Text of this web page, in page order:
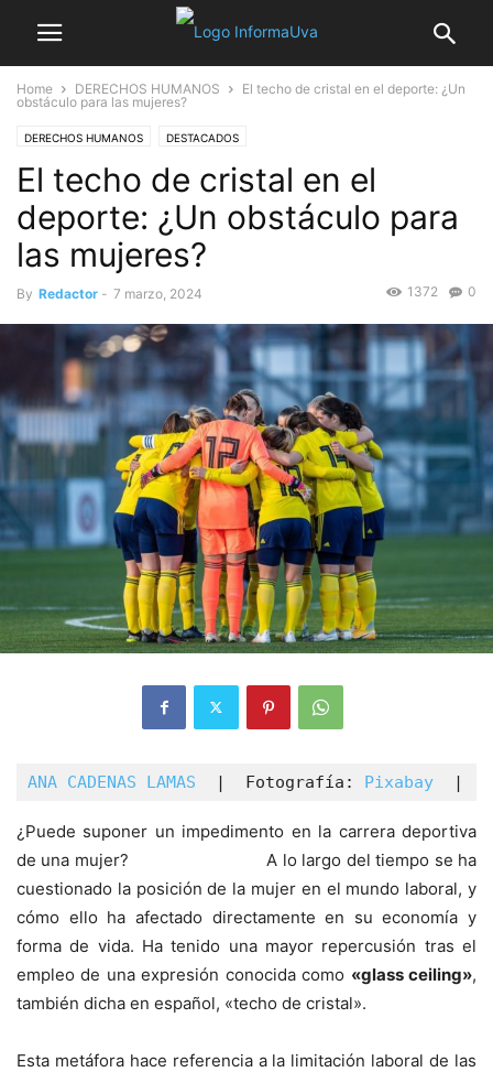
Home DERECHOS HUMANOS
El techo de cristal en el deporte: ¿Un
obstáculo para las mujeres?
DERECHOS HUMANOS DESTACADOS
El techo de cristal en el
deporte: ¿Un obstáculo para
las mujeres?
By Redactor - 7 marzo, 2024 0
1372
ANA CADENAS LAMAS |  Fotografía: Pixabay |
¿Puede suponer un impedimento en la carrera deportiva
de una mujer? A lo largo del tiempo se ha
cuestionado la posición de la mujer en el mundo laboral, y
cómo ello ha afectado directamente en su economía y
forma de vida. Ha tenido una mayor repercusión tras el
empleo de una expresión conocida como «glass ceiling»,
también dicha en español, «techo de cristal».
Esta metáfora hace referencia a la limitación laboral de las